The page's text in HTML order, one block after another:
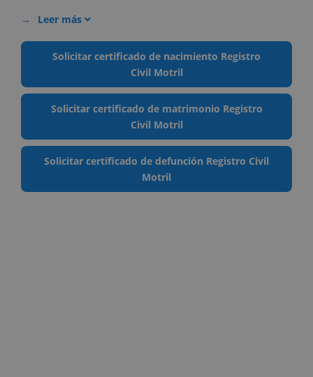
Leer más
Solicitar certificado de nacimiento Registro
Civil Motril
Solicitar certificado de matrimonio Registro
Civil Motril
Solicitar certificado de defunción Registro Civil
Motril